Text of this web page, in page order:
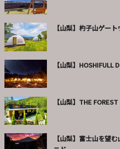
【山梨】杓子山ゲー
【山梨】HOSHIFULL
【山梨】THE FOREST
【山梨】富士山を望